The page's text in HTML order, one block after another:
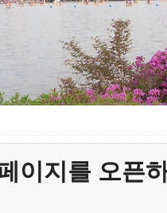
이지를 오픈